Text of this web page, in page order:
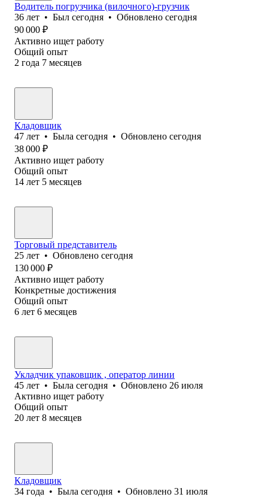
Водитель погрузчика (вилочного)-грузчик
36 лет • Был сегодня • Обновлено сегодня
90 000 ₽
Активно ищет работу
Общий опыт
2 года 7 месяцев
Кладовщик
47 лет • Была сегодня • Обновлено сегодня
38 000 ₽
Активно ищет работу
Общий опыт
14 лет 5 месяцев
Торговый представитель
25 лет • Обновлено сегодня
130 000 ₽
Активно ищет работу
Конкретные достижения
Общий опыт
6 лет 6 месяцев
Укладчик упаковщик , оператор линии
45 лет • Была сегодня • Обновлено 26 июля
Активно ищет работу
Общий опыт
20 лет 8 месяцев
Кладовщик
34 года • Была сегодня • Обновлено 31 июля